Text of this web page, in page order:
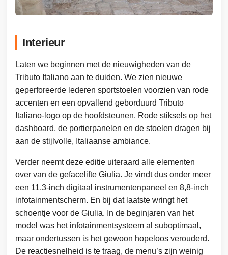
Interieur
Laten we beginnen met de nieuwigheden van de
Tributo Italiano aan te duiden. We zien nieuwe
geperforeerde lederen sportstoelen voorzien van rode
accenten en een opvallend geborduurd Tributo
Italiano-logo op de hoofdsteunen. Rode stiksels op het
dashboard, de portierpanelen en de stoelen dragen bij
aan de stijlvolle, Italiaanse ambiance.
Verder neemt deze editie uiteraard alle elementen
over van de gefacelifte Giulia. Je vindt dus onder meer
een 11,3-inch digitaal instrumentenpaneel en 8,8-inch
infotainmentscherm. En bij dat laatste wringt het
schoentje voor de Giulia. In de beginjaren van het
model was het infotainmentsysteem al suboptimaal,
maar ondertussen is het gewoon hopeloos verouderd.
De reactiesnelheid is te traag, de menu’s zijn weinig